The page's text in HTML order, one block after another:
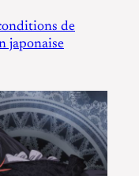
de
japonaise